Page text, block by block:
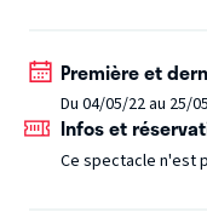
Première et
Du 04/05/22 au 25/
Infos et
Ce spectacle n'est